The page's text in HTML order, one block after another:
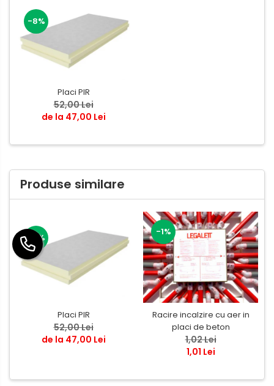
-8%
Placi PIR
52,00 Lei
de la 47,00 Lei
Produse similare
-8%
Placi PIR
52,00 Lei
de la 47,00 Lei
-1%
Racire incalzire cu aer in
placi de beton
1,02 Lei
1,01 Lei